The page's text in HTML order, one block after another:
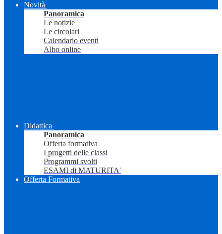
Novità
Panoramica
Le notizie
Le circolari
Calendario eventi
Albo online
Didattica
Panoramica
Offerta formativa
I progetti delle classi
Programmi svolti
ESAMI di MATURITA'
Offerta Formativa